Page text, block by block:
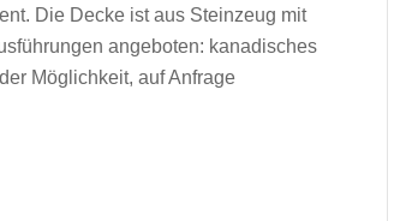
Die Decke ist aus Steinzeug mit
angeboten: kanadisches
Möglichkeit, auf Anfrage